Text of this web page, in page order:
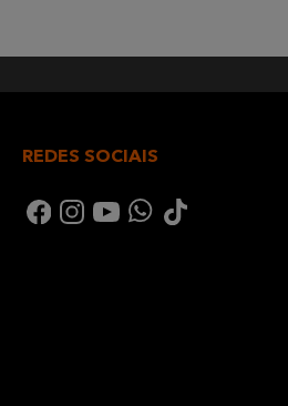
REDES SOCIAIS